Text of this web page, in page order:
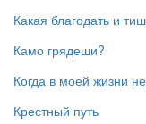
Какая благодать и
Камо грядеши?
Когда в моей жизни
Крестный путь